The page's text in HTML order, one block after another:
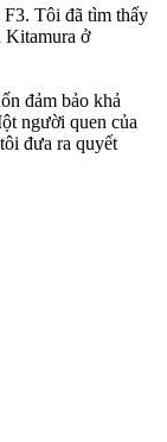
Tôi đã tìm thấy
Kitamura ở
đảm bảo khả
người quen của
đưa ra quyết